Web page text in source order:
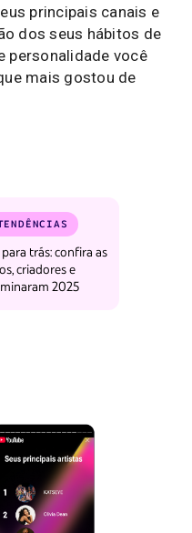
principais canais e
dos seus hábitos de
personalidade você
mais gostou de
trás: confira as
criadores e
2025